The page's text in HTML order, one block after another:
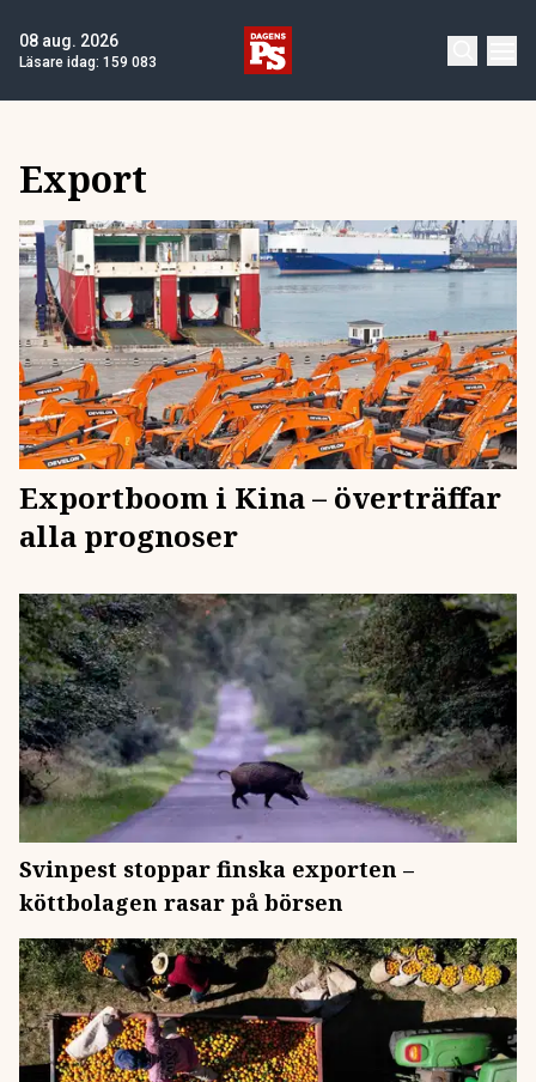
08 aug. 2026
Läsare idag: 159 083
Export
Exportboom i Kina – överträffar
alla prognoser
Svinpest stoppar finska exporten –
köttbolagen rasar på börsen